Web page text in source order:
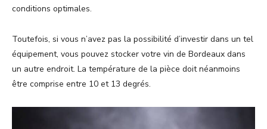
conditions optimales.
Toutefois, si vous n’avez pas la possibilité d’investir dans un tel
équipement, vous pouvez stocker votre vin de Bordeaux dans
un autre endroit. La température de la pièce doit néanmoins
être comprise entre 10 et 13 degrés.